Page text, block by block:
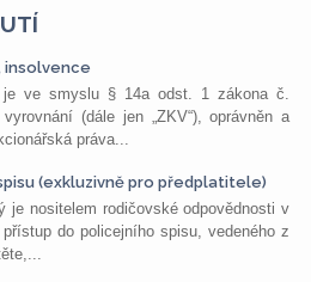
insolvence
je ve smyslu § 14a odst. 1 zákona č.
(dále jen „ZKV“), oprávněn a
práva...
(exkluzivně pro předplatitele)
je nositelem rodičovské odpovědnosti v
do policejního spisu, vedeného z